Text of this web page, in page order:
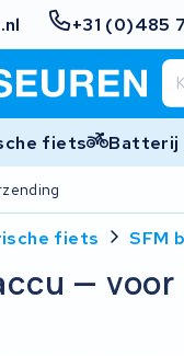
+31 (0)485
fiets Batterij
fiets SFM
—